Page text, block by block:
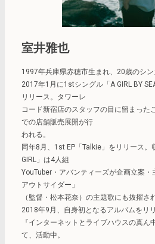
室井雅也
1997年兵庫県赤穂市生まれ、20歳のシン
2017年1月に1stシングル「A GIRL BY
リリース。タワーレ
コード新宿店のスタッフの目に留まった
での店舗販売展開が行
われる。
同年8月、1st EP「Talkie」をリリース。
GIRL」は4人組
YouTuber・アバンティーズが企画立案
アウトサイダー」
（監督・松本花奈）の主題歌にも抜擢さ
2018年9月、自身初となるアルバムをリ
『インターネットとライブハウスの真ん
て、活動中。